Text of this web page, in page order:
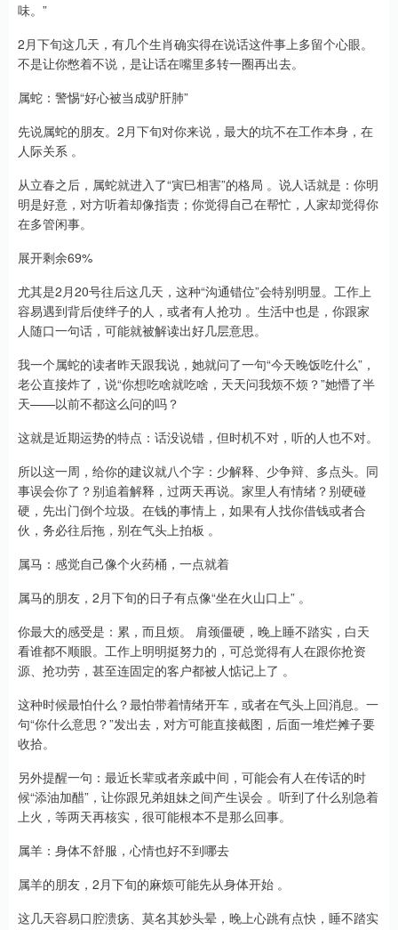
味。”
2月下旬这几天，有几个生肖确实得在说话这件事上多留个心眼。
不是让你憋着不说，是让话在嘴里多转一圈再出去。
属蛇：警惕“好心被当成驴肝肺”
先说属蛇的朋友。2月下旬对你来说，最大的坑不在工作本身，在
人际关系 。
从立春之后，属蛇就进入了“寅巳相害”的格局 。说人话就是：你明
明是好意，对方听着却像指责；你觉得自己在帮忙，人家却觉得你
在多管闲事。
展开剩余69%
尤其是2月20号往后这几天，这种“沟通错位”会特别明显。工作上
容易遇到背后使绊子的人，或者有人抢功 。生活中也是，你跟家
人随口一句话，可能就被解读出好几层意思。
我一个属蛇的读者昨天跟我说，她就问了一句“今天晚饭吃什么”，
老公直接炸了，说“你想吃啥就吃啥，天天问我烦不烦？”她懵了半
天——以前不都这么问的吗？
这就是近期运势的特点：话没说错，但时机不对，听的人也不对。
所以这一周，给你的建议就八个字：少解释、少争辩、多点头。同
事误会你了？别追着解释，过两天再说。家里人有情绪？别硬碰
硬，先出门倒个垃圾。在钱的事情上，如果有人找你借钱或者合
伙，务必往后拖，别在气头上拍板 。
属马：感觉自己像个火药桶，一点就着
属马的朋友，2月下旬的日子有点像“坐在火山口上” 。
你最大的感受是：累，而且烦。 肩颈僵硬，晚上睡不踏实，白天
看谁都不顺眼。工作上明明挺努力的，可总觉得有人在跟你抢资
源、抢功劳，甚至连固定的客户都被人惦记上了 。
这种时候最怕什么？最怕带着情绪开车，或者在气头上回消息。一
句“你什么意思？”发出去，对方可能直接截图，后面一堆烂摊子要
收拾。
另外提醒一句：最近长辈或者亲戚中间，可能会有人在传话的时
候“添油加醋”，让你跟兄弟姐妹之间产生误会 。听到了什么别急着
上火，等两天再核实，很可能根本不是那么回事。
属羊：身体不舒服，心情也好不到哪去
属羊的朋友，2月下旬的麻烦可能先从身体开始 。
这几天容易口腔溃疡、莫名其妙头晕，晚上心跳有点快，睡不踏实